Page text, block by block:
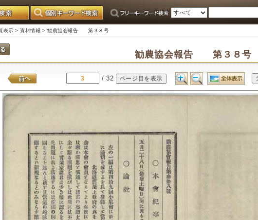
表示 > 資料情報 > 勧農協会報告 第３８号
勧農協会報告 第３８号
/ 32